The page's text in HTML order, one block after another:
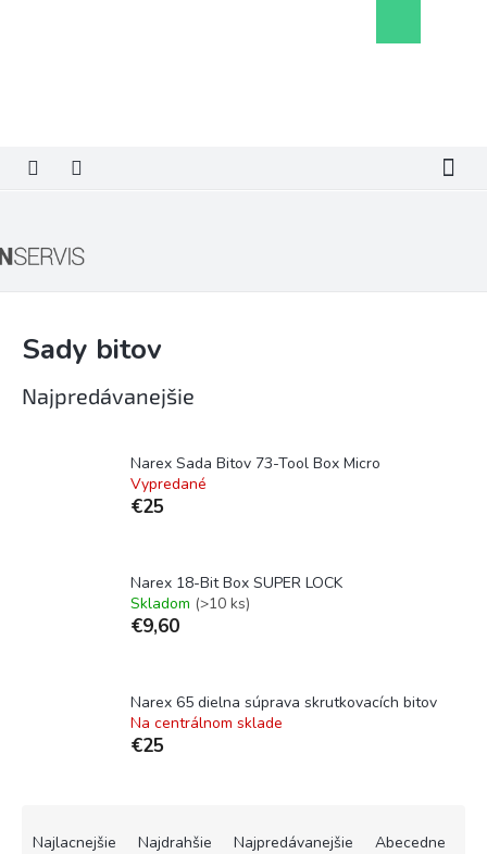
košík
Sady bitov
Najpredávanejšie
Narex Sada Bitov 73-Tool Box Micro
Vypredané
€25
Narex 18-Bit Box SUPER LOCK
Skladom (>10 ks)
€9,60
Narex 65 dielna súprava skrutkovacích bitov
Na centrálnom sklade
€25
Najlacnejšie Najdrahšie Najpredávanejšie Abecedne